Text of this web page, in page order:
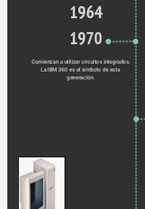
1964
1970
Comienzan a utilizar circuitos integrados.
La IBM 360 es el símbolo de esta
generación.